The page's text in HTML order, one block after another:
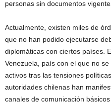
personas sin documentos
Actualmente, existen miles de
que no han podido ejecutarse
diplomáticas con ciertos países.
Venezuela, país con el que no
activos tras las tensiones
autoridades chilenas han
canales de comunicación